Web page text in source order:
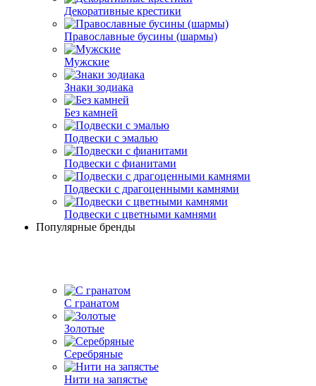
Декоративные крестики
Православные бусины (шармы)
Мужские
Знаки зодиака
Без камней
Подвески с эмалью
Подвески с фианитами
Подвески с драгоценными камнями
Подвески с цветными камнями
Популярные бренды
С гранатом
Золотые
Серебряные
Нити на запястье